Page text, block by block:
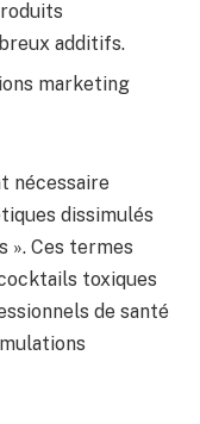
additifs.
marketing
nécessaire
dissimulés
». Ces termes
toxiques
de santé